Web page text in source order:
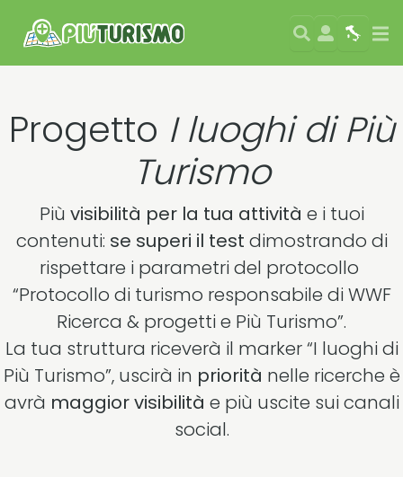
Search
User Map
Progetto I luoghi di Più
Turismo
Più visibilità per la tua attività e i tuoi
contenuti: se superi il test dimostrando di
rispettare i parametri del protocollo
“Protocollo di turismo responsabile di WWF
Ricerca & progetti e Più Turismo”.
La tua struttura riceverà il marker “I luoghi di
Più Turismo”, uscirà in priorità nelle ricerche è
avrà maggior visibilità e più uscite sui canali
social.